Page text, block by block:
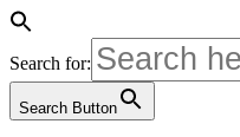
Search for:
Search Button